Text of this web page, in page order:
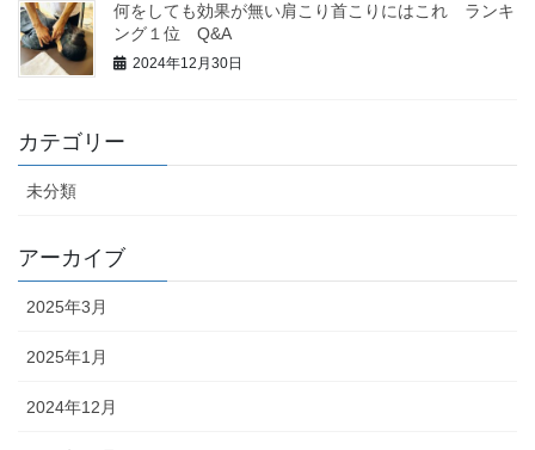
何をしても効果が無い肩こり首こりにはこれ ランキ
ング１位 Q&A
2024年12月30日
カテゴリー
未分類
アーカイブ
2025年3月
2025年1月
2024年12月